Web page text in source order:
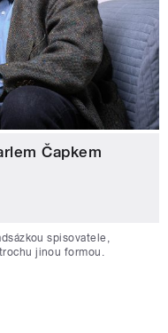
Čapkem
spisovatele,
jinou formou.